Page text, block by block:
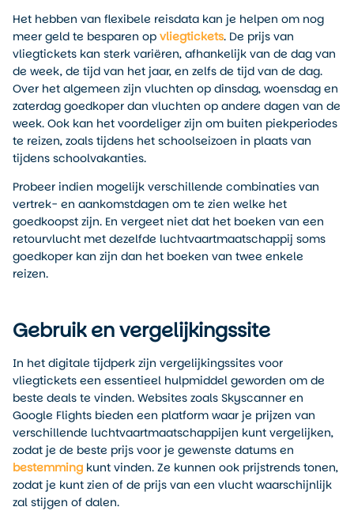
Het hebben van flexibele reisdata kan je helpen om nog
meer geld te besparen op vliegtickets. De prijs van
vliegtickets kan sterk variëren, afhankelijk van de dag van
de week, de tijd van het jaar, en zelfs de tijd van de dag.
Over het algemeen zijn vluchten op dinsdag, woensdag en
zaterdag goedkoper dan vluchten op andere dagen van de
week. Ook kan het voordeliger zijn om buiten piekperiodes
te reizen, zoals tijdens het schoolseizoen in plaats van
tijdens schoolvakanties.
Probeer indien mogelijk verschillende combinaties van
vertrek- en aankomstdagen om te zien welke het
goedkoopst zijn. En vergeet niet dat het boeken van een
retourvlucht met dezelfde luchtvaartmaatschappij soms
goedkoper kan zijn dan het boeken van twee enkele
reizen.
Gebruik en vergelijkingssite
In het digitale tijdperk zijn vergelijkingssites voor
vliegtickets een essentieel hulpmiddel geworden om de
beste deals te vinden. Websites zoals Skyscanner en
Google Flights bieden een platform waar je prijzen van
verschillende luchtvaartmaatschappijen kunt vergelijken,
zodat je de beste prijs voor je gewenste datums en
bestemming kunt vinden. Ze kunnen ook prijstrends tonen,
zodat je kunt zien of de prijs van een vlucht waarschijnlijk
zal stijgen of dalen.